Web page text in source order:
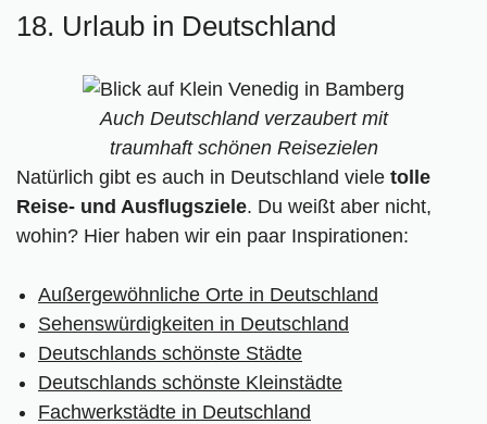
18. Urlaub in Deutschland
Auch Deutschland verzaubert mit
traumhaft schönen Reisezielen
Natürlich gibt es auch in Deutschland viele tolle
Reise- und Ausflugsziele. Du weißt aber nicht,
wohin? Hier haben wir ein paar Inspirationen:
Außergewöhnliche Orte in Deutschland
Sehenswürdigkeiten in Deutschland
Deutschlands schönste Städte
Deutschlands schönste Kleinstädte
Fachwerkstädte in Deutschland